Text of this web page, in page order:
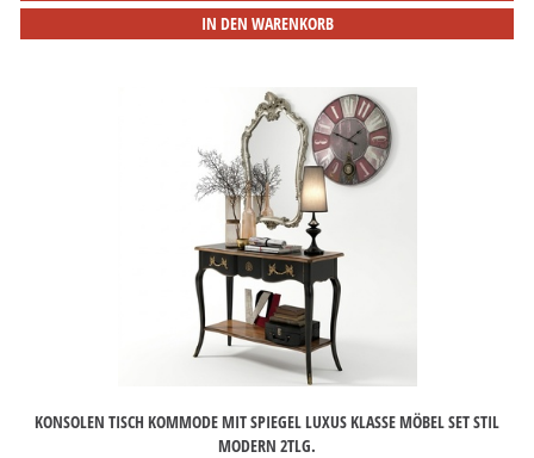
IN DEN WARENKORB
KONSOLEN TISCH KOMMODE MIT SPIEGEL LUXUS KLASSE MÖBEL SET STIL
MODERN 2TLG.